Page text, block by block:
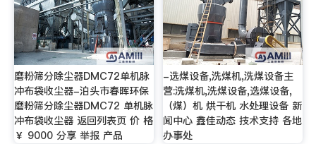
磨粉筛分除尘器DMC72单机脉
冲布袋收尘器-泊头市春晖环保
磨粉筛分除尘器DMC72 单机脉
冲布袋收尘器 返回列表页 价 格
￥ 9000 分享 举报 产品
-选煤设备,洗煤机,洗煤设备主
营:洗煤机,洗煤设备,选煤设备,
（煤）机 烘干机 水处理设备 新
闻中心 鑫佳动态 技术支持 各地
办事处